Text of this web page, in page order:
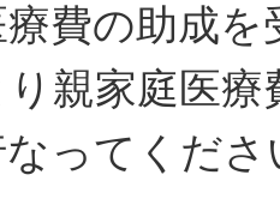
費の助成
親家庭医療
ってくださ